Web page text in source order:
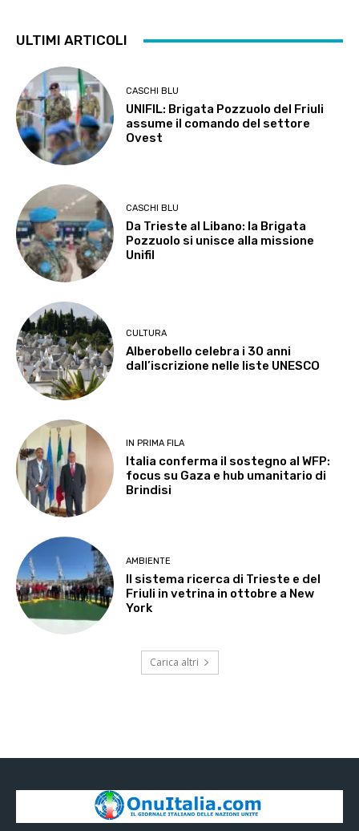
ULTIMI ARTICOLI
CASCHI BLU
UNIFIL: Brigata Pozzuolo del Friuli
assume il comando del settore
Ovest
CASCHI BLU
Da Trieste al Libano: la Brigata
Pozzuolo si unisce alla missione
Unifil
CULTURA
Alberobello celebra i 30 anni
dall’iscrizione nelle liste UNESCO
IN PRIMA FILA
Italia conferma il sostegno al WFP:
focus su Gaza e hub umanitario di
Brindisi
AMBIENTE
Il sistema ricerca di Trieste e del
Friuli in vetrina in ottobre a New
York
Carica altri